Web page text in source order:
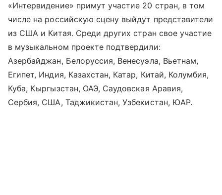
«Интервидение» примут участие 20 стран, в том
числе на российскую сцену выйдут представители
из США и Китая. Среди других стран свое участие
в музыкальном проекте подтвердили:
Азербайджан, Белоруссия, Венесуэла, Вьетнам,
Египет, Индия, Казахстан, Катар, Китай, Колумбия,
Куба, Кыргызстан, ОАЭ, Саудовская Аравия,
Сербия, США, Таджикистан, Узбекистан, ЮАР.